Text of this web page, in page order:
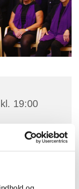
19:00
101, 4700